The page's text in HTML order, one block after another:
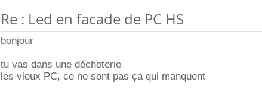
Re : Led en facade de PC HS
bonjour
tu vas dans une décheterie
les vieux PC, ce ne sont pas ça qui manquent